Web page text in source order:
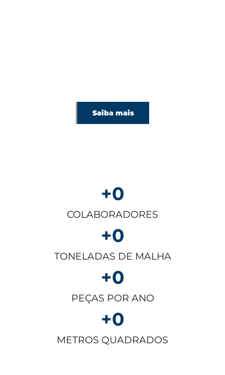
Saiba mais
COLABORADORES
+0
TONELADAS DE MALHA
+0
PEÇAS POR ANO
+0
METROS QUADRADOS
+0